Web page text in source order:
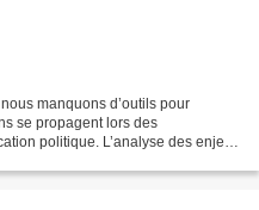
manquons d’outils pour
se propagent lors des
politique. L’analyse des enjeux